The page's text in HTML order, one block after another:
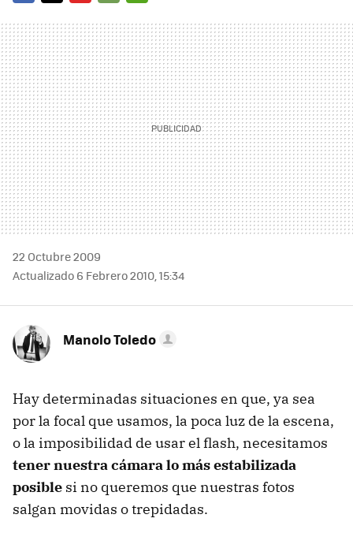
MAIL
22 Octubre 2009
Actualizado 6 Febrero 2010, 15:34
Manolo Toledo
Hay determinadas situaciones en que, ya sea
por la focal que usamos, la poca luz de la escena,
o la imposibilidad de usar el flash, necesitamos
tener nuestra cámara lo más estabilizada
posible si no queremos que nuestras fotos
salgan movidas o trepidadas.